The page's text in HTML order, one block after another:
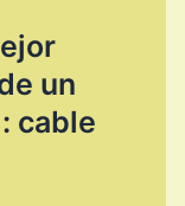
un
cable